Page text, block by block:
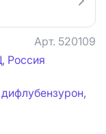
Арт. 520109
Россия